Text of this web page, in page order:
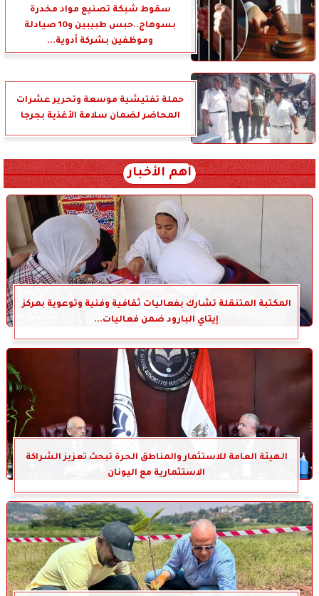
سقوط شبكة تصنيع مواد مخدرة
بسوهاج..حبس طبيبين و10 صيادلة
وموظفين بشركة أدوية...
حملة تفتيشية موسعة وتحرير عشرات
المحاضر لضمان سلامة الأغذية بجرجا
أهم الأخبار
المكتبة المتنقلة تشارك بفعاليات ثقافية وفنية وتوعوية بمركز
إيتاي البارود ضمن فعاليات...
الهيئة العامة للاستثمار والمناطق الحرة تبحث تعزيز الشراكة
الاستثمارية مع اليونان